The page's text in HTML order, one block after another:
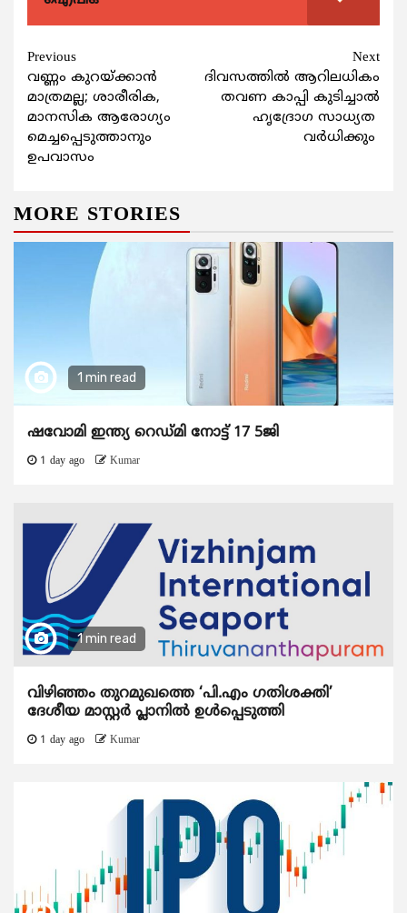
Continue
Reading
Previous
വണ്ണം കുറയ്ക്കാന്‍
മാത്രമല്ല; ശാരീരിക,
മാനസിക ആരോഗ്യം
മെച്ചപ്പെടുത്താനും
ഉപവാസം
Next
ദിവസത്തില്‍ ആറിലധികം
തവണ കാപ്പി കുടിച്ചാല്‍
ഹൃദ്രോഗ സാധ്യത
വര്‍ധിക്കും
MORE STORIES
1 min read
ഷവോമി ഇന്ത്യ റെഡ്മി നോട്ട് 17 5ജി
1 day ago Kumar
1 min read
വിഴിഞ്ഞം തുറമുഖത്തെ ‘പി.എം ഗതിശക്തി’
ദേശീയ മാസ്റ്റർ പ്ലാനിൽ ഉൾപ്പെടുത്തി
1 day ago Kumar